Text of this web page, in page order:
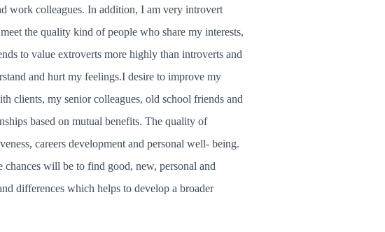
work colleagues. In addition, I am very introvert
the quality kind of people who share my interests,
to value extroverts more highly than introverts and
and hurt my feelings.I desire to improve my
clients, my senior colleagues, old school friends and
based on mutual benefits. The quality of
careers development and personal well- being.
chances will be to find good, new, personal and
differences which helps to develop a broader